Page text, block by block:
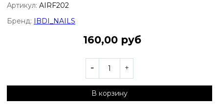
Артикул: AIRF202
Бренд:
IBDI_NAILS
160,00 руб
В корзину